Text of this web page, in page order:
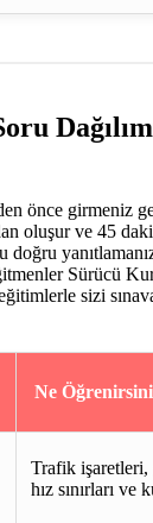
önce girmeniz
oluşur ve 45
Sürücü
sizi
Ne
Trafik işaretleri,
hız sınırları ve